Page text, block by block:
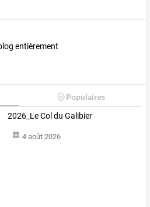
entièrement
Populaires
2026_Le Col du Galibier
4 août 2026